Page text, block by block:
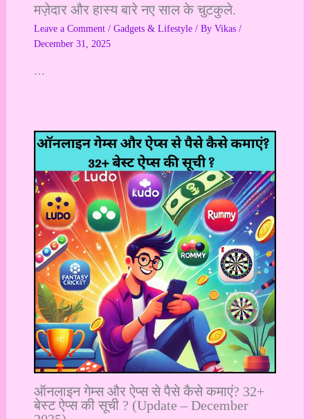
मज़ेदार और हास्य बारे नए साल के चुटकुले.
Leave a Comment / Gadgets & Lifestyle/ By Vikas /
December 31, 2025
…
ऑनलाइन गेम्स और ऐप्स से पैसे कैसे कमाएं? 32+
बेस्ट ऐप्स की सूची ? (Update – December